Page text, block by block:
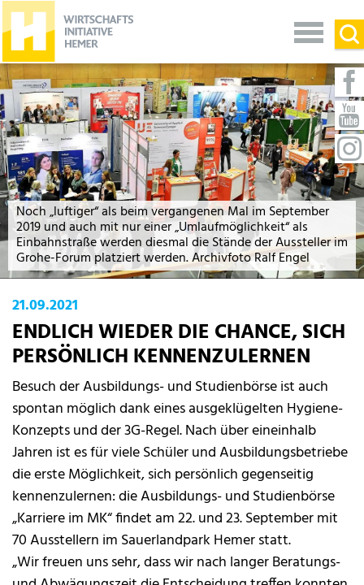
Noch „luftiger“ als beim vergangenen Mal im September
2019 und auch mit nur einer „Umlaufmöglichkeit“ als
Einbahnstraße werden diesmal die Stände der Aussteller im
Grohe-Forum platziert werden. Archivfoto Ralf Engel
21.09.2021
ENDLICH WIEDER DIE CHANCE, SICH
PERSÖNLICH KENNENZULERNEN
Besuch der Ausbildungs- und Studienbörse ist auch
spontan möglich dank eines ausgeklügelten Hygiene-
Konzepts und der 3G-Regel. Nach über eineinhalb
Jahren ist es für viele Schüler und Ausbildungsbetriebe
die erste Möglichkeit, sich persönlich gegenseitig
kennenzulernen: die Ausbildungs- und Studienbörse
„Karriere im MK“ findet am 22. und 23. September mit
70 Ausstellern im Sauerlandpark Hemer statt.
„Wir freuen uns sehr, dass wir nach langer Beratungs-